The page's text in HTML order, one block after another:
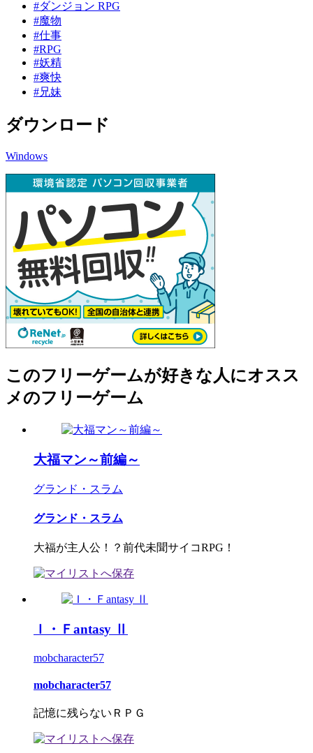
#ダンジョン RPG
#魔物
#仕事
#RPG
#妖精
#爽快
#兄妹
ダウンロード
Windows
このフリーゲームが好きな人にオスス
メのフリーゲーム
大福マン～前編～
グランド・スラム
グランド・スラム
大福が主人公！？前代未聞サイコRPG！
Ｉ・Ｆantasy Ⅱ
mobcharacter57
mobcharacter57
記憶に残らないＲＰＧ